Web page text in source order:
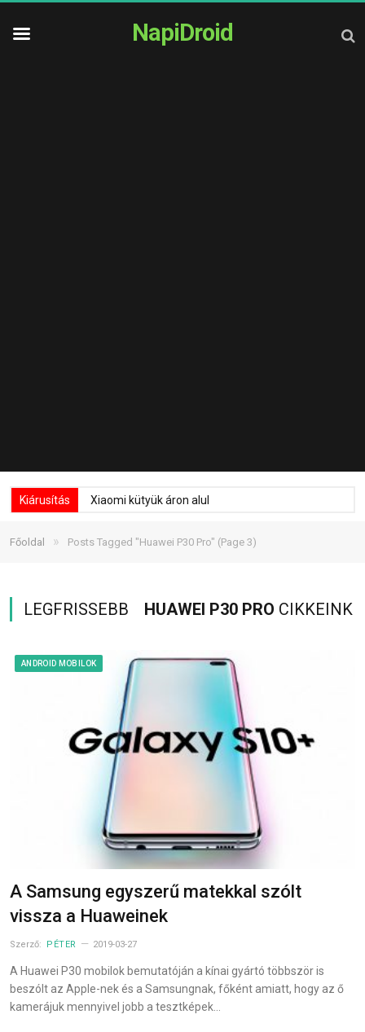
NapiDroid
Kiárusítás Xiaomi kütyük áron alul
Főoldal » Posts Tagged "Huawei P30 Pro" (Page 3)
LEGFRISSEBB HUAWEI P30 PRO CIKKEINK
ANDROID MOBILOK
A Samsung egyszerű matekkal szólt
vissza a Huaweinek
Szerző: PÉTER 2019-03-27
A Huawei P30 mobilok bemutatóján a kínai gyártó többször is
beszólt az Apple-nek és a Samsungnak, főként amiatt, hogy az ő
kamerájuk mennyivel jobb a tesztképek…